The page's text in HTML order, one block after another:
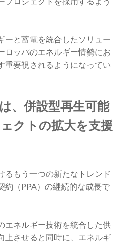
ーと蓄電を統合したソリュー
ロッパのエネルギー情勢にお
重要視されるようになってい
、併設型再生可能
クトの拡大を支援
るもう一つの新たなトレンド
約（PPA）の継続的な成長で
エネルギー技術を統合した供
上させると同時に、エネルギ